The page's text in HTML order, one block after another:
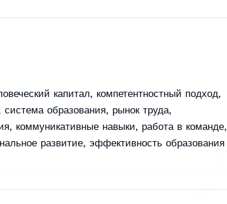
капитал, компетентностный подход,
система образования, рынок труда,
, коммуникативные навыки, работа в команде,
развитие, эффективность образования